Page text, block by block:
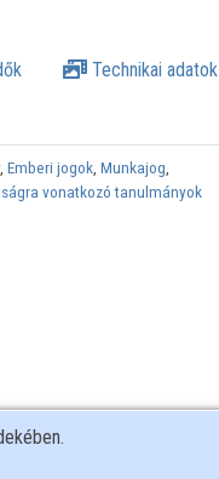
Technikai adatok
,Emberi jogok,Munkajog,
vonatkozó tanulmányok